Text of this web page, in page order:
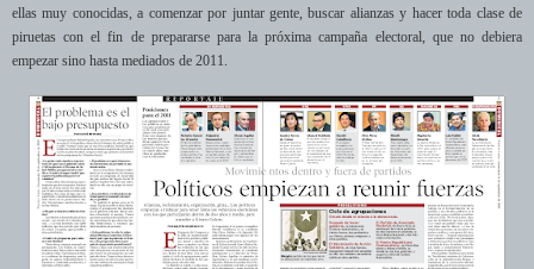
ellas muy conocidas, a comenzar por juntar gente, buscar alianzas y hacer toda clase de
piruetas con el fin de prepararse para la próxima campaña electoral, que no debiera
empezar sino hasta mediados de 2011.